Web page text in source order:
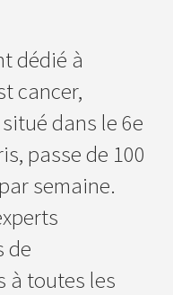
dédié à
cancer,
situé dans le 6e
passe de 100
semaine.
de
à toutes les